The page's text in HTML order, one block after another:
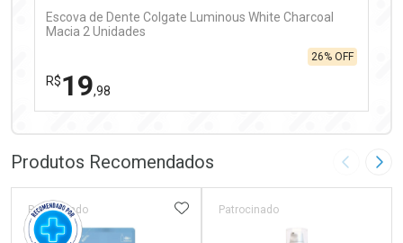
Escova de Dente Colgate Luminous White Charcoal
Macia 2 Unidades
R$19,98
26% OFF
Laboratório
Por Menos
Produtos Recomendados Imagem
Patrocinado ADICIONAR AOS FAVORITOS
Patrocinado